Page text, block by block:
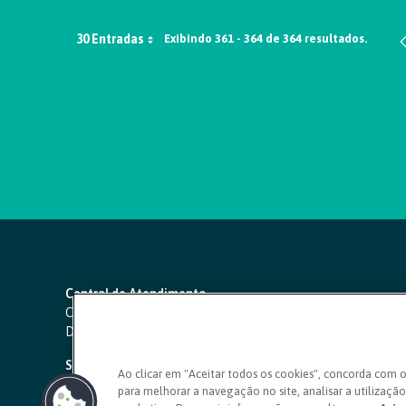
30 Entradas Exibindo 361 - 364 de 364 resultados.
Central de Atendimento
Capitais e regiões metropolitanas:
Demais localidades:
SAC 24 horas
Ouvidoria
Ao clicar em "Aceitar todos os cookies", concorda com
para melhorar a navegação no site, analisar a